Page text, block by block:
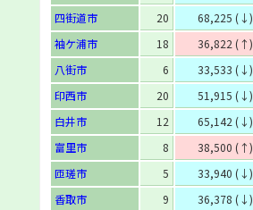
四街道市
20 68,225 (↓)
袖ケ浦市
18 36,822 (↑)
八街市
6 33,533 (↓)
印西市
20 51,915 (↓)
白井市
12 65,142 (↓)
富里市
8 38,500 (↑)
匝瑳市
5 33,940 (↓)
香取市
9 36,378 (↓)